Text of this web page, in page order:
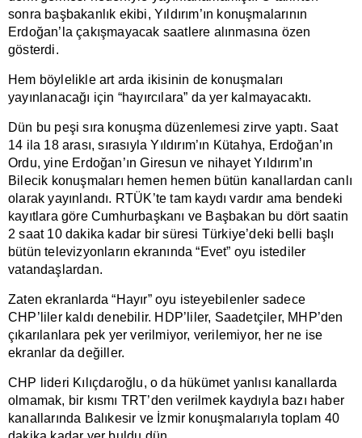
sonra başbakanlık ekibi, Yıldırım’ın konuşmalarının
Erdoğan’la çakışmayacak saatlere alınmasına özen
gösterdi.
Hem böylelikle art arda ikisinin de konuşmaları
yayınlanacağı için “hayırcılara” da yer kalmayacaktı.
Dün bu peşi sıra konuşma düzenlemesi zirve yaptı. Saat
14 ila 18 arası, sırasıyla Yıldırım’ın Kütahya, Erdoğan’ın
Ordu, yine Erdoğan’ın Giresun ve nihayet Yıldırım’ın
Bilecik konuşmaları hemen hemen bütün kanallardan canlı
olarak yayınlandı. RTÜK’te tam kaydı vardır ama bendeki
kayıtlara göre Cumhurbaşkanı ve Başbakan bu dört saatin
2 saat 10 dakika kadar bir süresi Türkiye’deki belli başlı
bütün televizyonların ekranında “Evet” oyu istediler
vatandaşlardan.
Zaten ekranlarda “Hayır” oyu isteyebilenler sadece
CHP’liler kaldı denebilir. HDP’liler, Saadetçiler, MHP’den
çıkarılanlara pek yer verilmiyor, verilemiyor, her ne ise
ekranlar da değiller.
CHP lideri Kılıçdaroğlu, o da hükümet yanlısı kanallarda
olmamak, bir kısmı TRT’den verilmek kaydıyla bazı haber
kanallarında Balıkesir ve İzmir konuşmalarıyla toplam 40